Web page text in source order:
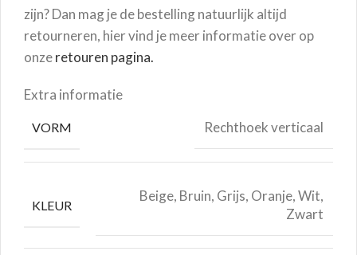
zijn? Dan mag je de bestelling natuurlijk altijd
retourneren, hier vind je meer informatie over op
onzeretouren pagina.
Extra informatie
VORM Rechthoek verticaal
KLEUR
Beige, Bruin, Grijs, Oranje, Wit,
Zwart